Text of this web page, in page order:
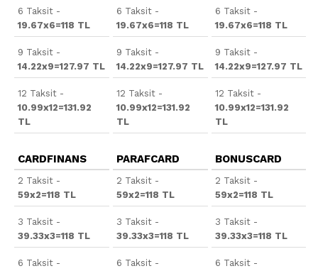
6 Taksit -
19.67x6=118 TL
9 Taksit -
14.22x9=127.97 TL
12 Taksit -
10.99x12=131.92
TL
6 Taksit -
19.67x6=118 TL
9 Taksit -
14.22x9=127.97 TL
12 Taksit -
10.99x12=131.92
TL
6 Taksit -
19.67x6=118 TL
9 Taksit -
14.22x9=127.97 TL
12 Taksit -
10.99x12=131.92
TL
CARDFINANS
2 Taksit -
59x2=118 TL
3 Taksit -
39.33x3=118 TL
6 Taksit -
PARAFCARD
2 Taksit -
59x2=118 TL
3 Taksit -
39.33x3=118 TL
6 Taksit -
BONUSCARD
2 Taksit -
59x2=118 TL
3 Taksit -
39.33x3=118 TL
6 Taksit -